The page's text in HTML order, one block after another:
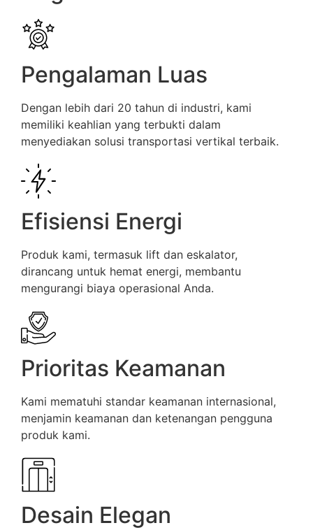
Pengalaman Luas
Dengan lebih dari 20 tahun di industri, kami
memiliki keahlian yang terbukti dalam
menyediakan solusi transportasi vertikal terbaik.
Efisiensi Energi
Produk kami, termasuk lift dan eskalator,
dirancang untuk hemat energi, membantu
mengurangi biaya operasional Anda.
Prioritas Keamanan
Kami mematuhi standar keamanan internasional,
menjamin keamanan dan ketenangan pengguna
produk kami.
Desain Elegan